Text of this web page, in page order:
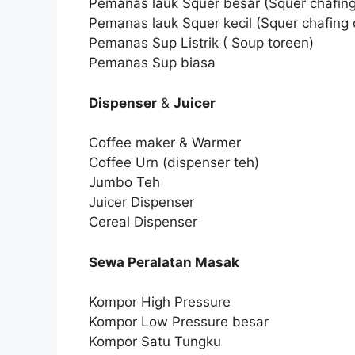
Pemanas lauk Squer besar (Squer
Pemanas lauk Squer kecil (Squer chafing
Pemanas Sup Listrik ( Soup toreen)
Pemanas Sup biasa
Dispenser & Juicer
Coffee maker & Warmer
Coffee Urn (dispenser teh)
Jumbo Teh
Juicer Dispenser
Cereal Dispenser
Sewa Peralatan Masak
Kompor High Pressure
Kompor Low Pressure besar
Kompor Satu Tungku